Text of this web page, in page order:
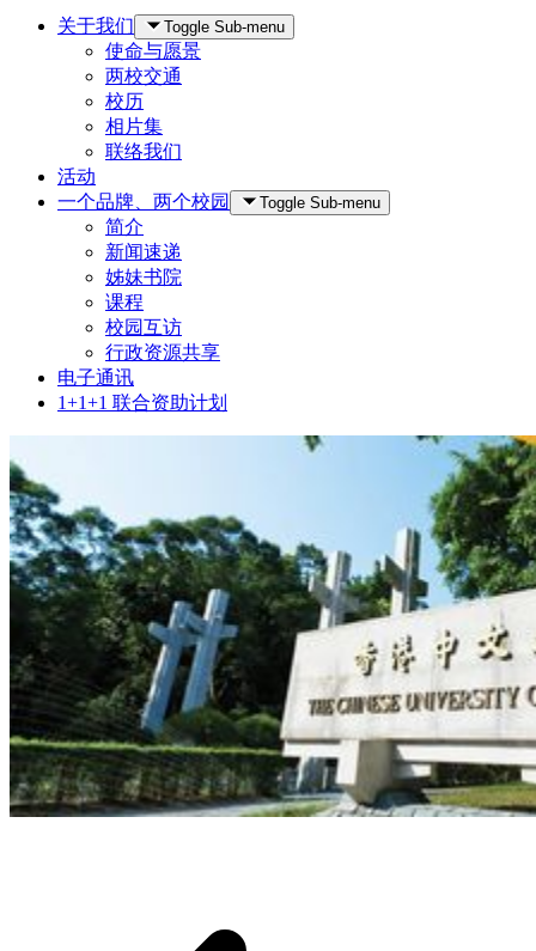
关于我们 Toggle Sub-menu
使命与愿景
两校交通
校历
相片集
联络我们
活动
一个品牌、两个校园
Toggle Sub-menu
简介
新闻速递
姊妹书院
课程
校园互访
行政资源共享
电子通讯
1+1+1 联合资助计划